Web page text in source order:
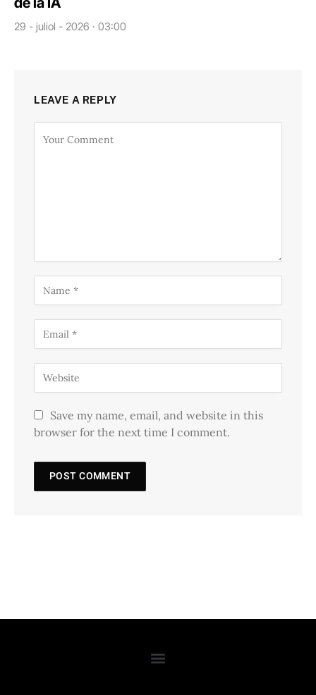
29 - juliol - 2026 · 03:00
LEAVE A REPLY
Save my name, email, and website in this
browser for the next time I comment.